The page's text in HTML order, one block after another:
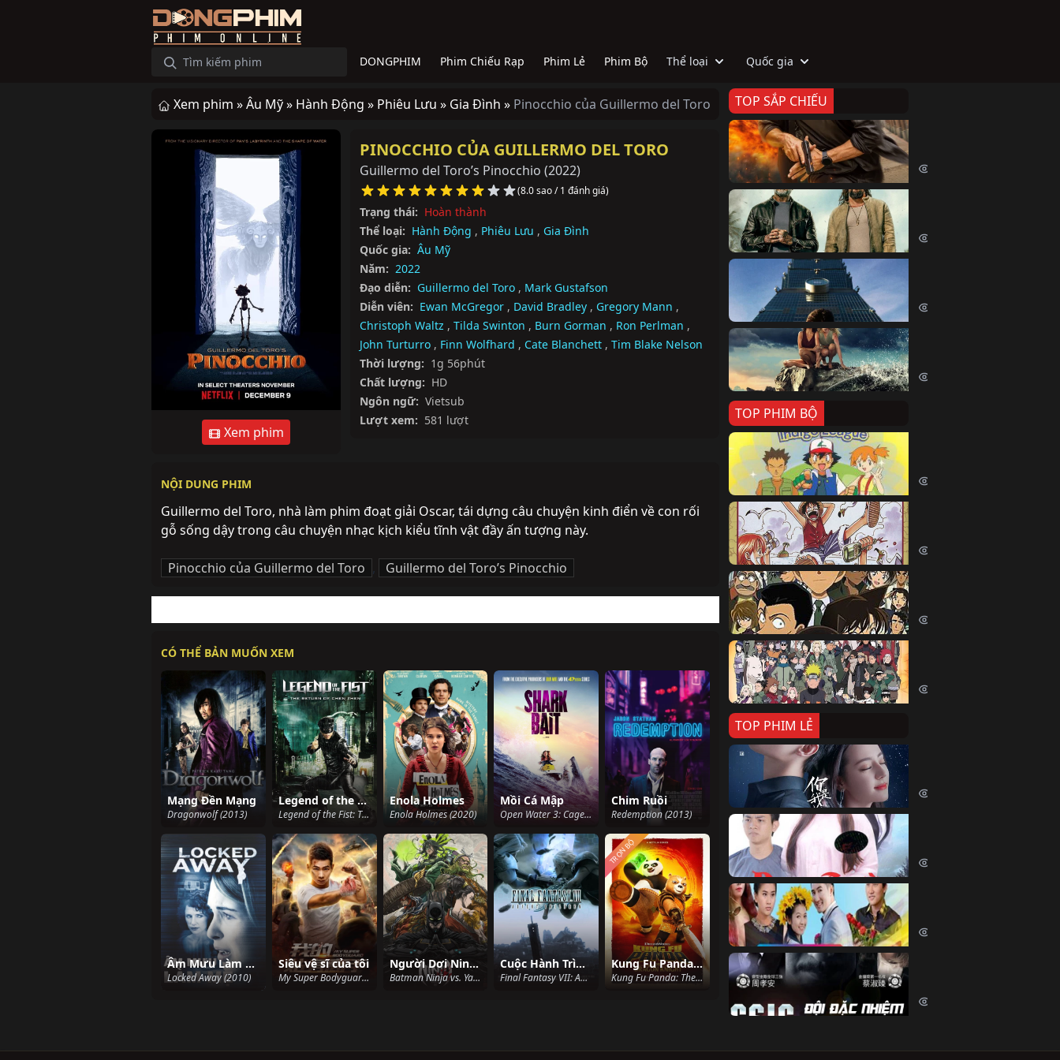
DONGPHIM Phim Chiếu Rạp Phim Lẻ Phim Bộ Thể loại Quốc gia
Xem phim »Âu Mỹ » Hành Động » Phiêu Lưu » Gia Đình » Pinocchio của Guillermo del Toro
Xem phim
PINOCCHIO CỦA GUILLERMO DEL TORO
Guillermo del Toro’s Pinocchio (2022)
(8.0 sao / 1 đánh giá)
Trạng thái: Hoàn thành
Thể loại: Hành Động , Phiêu Lưu , Gia Đình
Quốc gia: Âu Mỹ
Năm: 2022
Đạo diễn: Guillermo del Toro , Mark Gustafson
Diễn viên: Ewan McGregor , David Bradley , Gregory Mann ,
Christoph Waltz , Tilda Swinton , Burn Gorman , Ron Perlman ,
John Turturro , Finn Wolfhard , Cate Blanchett , Tim Blake Nelson
Thời lượng: 1g 56phút
Chất lượng: HD
Ngôn ngữ: Vietsub
Lượt xem: 581 lượt
NỘI DUNG PHIM
Guillermo del Toro, nhà làm phim đoạt giải Oscar, tái dựng câu chuyện kinh điển về con rối
gỗ sống dậy trong câu chuyện nhạc kịch kiểu tĩnh vật đầy ấn tượng này.
Pinocchio của Guillermo del Toro , Guillermo del Toro’s Pinocchio
CÓ THỂ BẢN MUỐN XEM
Mạng Đền Mạng
Dragonwolf (2013)
Legend of the Fist: The Return of Chen Zhen
Legend of the Fist: The Return of Chen Zhen (2010)
Enola Holmes
Enola Holmes (2020)
Mồi Cá Mập
Open Water 3: Cage Dive - Shark Terror (2017)
Chim Ruồi
Redemption (2013)
Âm Mưu Làm Mẹ
Locked Away (2010)
Siêu vệ sĩ của tôi
My Super Bodyguard (2018)
Người Dơi Ninja Đối Đầu Liên Minh Yakuza
Batman Ninja vs. Yakuza League (2025)
Cuộc Hành Trình Của Những Đứa Trẻ
Final Fantasy VII: Advent Children (2005)
Kung Fu Panda: Hiệp sĩ rồng (Phần 3)
Kung Fu Panda: The Dragon Knight (Season 3) (2022)
TRỌN BỘ
TOP SẮP CHIẾU
TOP PHIM BỘ
TOP PHIM LẺ